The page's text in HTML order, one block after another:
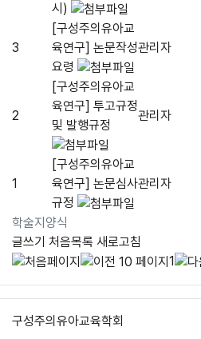
학술지양식
시)
3
[구성주의유아교
육연구] 논문작성
요령
관리자
2
[구성주의유아교
육연구] 투고규정
및 발행규정
관리자
1
[구성주의유아교
육연구] 논문심사
규정
관리자
글쓰기 처음목록 새로고침
1
구성주의유아교육학회